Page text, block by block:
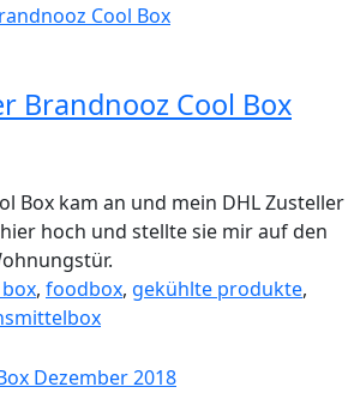
Brandnooz Cool Box
Box kam an und mein DHL Zusteller
hoch und stellte sie mir auf den
, foodbox, gekühlte produkte,